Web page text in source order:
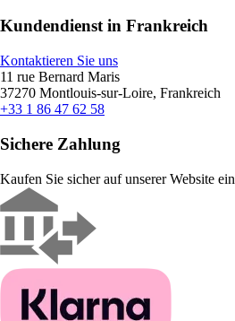
Kundendienst in Frankreich
Kontaktieren Sie uns
11 rue Bernard Maris
37270 Montlouis-sur-Loire, Frankreich
+33 1 86 47 62 58
Sichere Zahlung
Kaufen Sie sicher auf unserer Website ein